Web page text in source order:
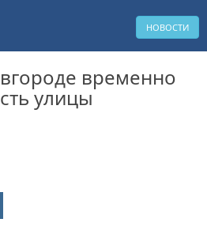
НОВОСТИ
временно
улицы